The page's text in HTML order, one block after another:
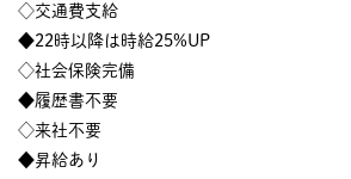
◇交通費支給
◆22時以降は時給25%UP
◇社会保険完備
◆履歴書不要
◇来社不要
◆昇給あり